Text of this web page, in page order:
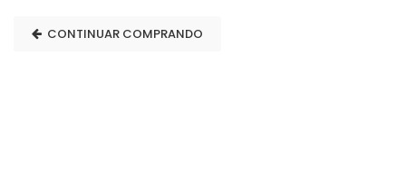
CONTINUAR COMPRANDO